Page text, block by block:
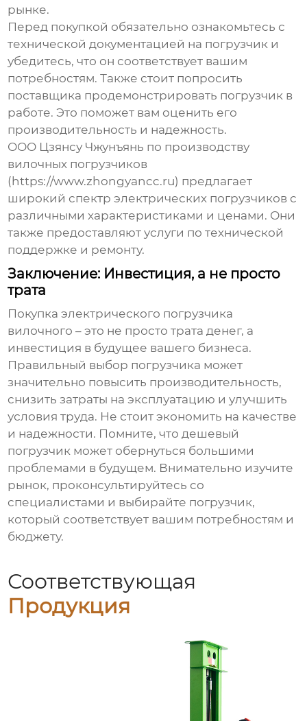
рынке.
Перед покупкой обязательно ознакомьтесь с
технической документацией на погрузчик и
убедитесь, что он соответствует вашим
потребностям. Также стоит попросить
поставщика продемонстрировать погрузчик в
работе. Это поможет вам оценить его
производительность и надежность.
ООО Цзянсу Чжунъянь по производству
вилочных погрузчиков
(https://www.zhongyancc.ru) предлагает
широкий спектрэлектрических погрузчиков с
различными характеристиками и ценами. Они
также предоставляют услуги по технической
поддержке и ремонту.
Заключение: Инвестиция, а не просто
трата
Покупкаэлектрического погрузчика
вилочного – это не просто трата денег, а
инвестиция в будущее вашего бизнеса.
Правильный выбор погрузчика может
значительно повысить производительность,
снизить затраты на эксплуатацию и улучшить
условия труда. Не стоит экономить на качестве
и надежности. Помните, что дешевый
погрузчик может обернуться большими
проблемами в будущем. Внимательно изучите
рынок, проконсультируйтесь со
специалистами и выбирайте погрузчик,
который соответствует вашим потребностям и
бюджету.
Соответствующая
Продукция